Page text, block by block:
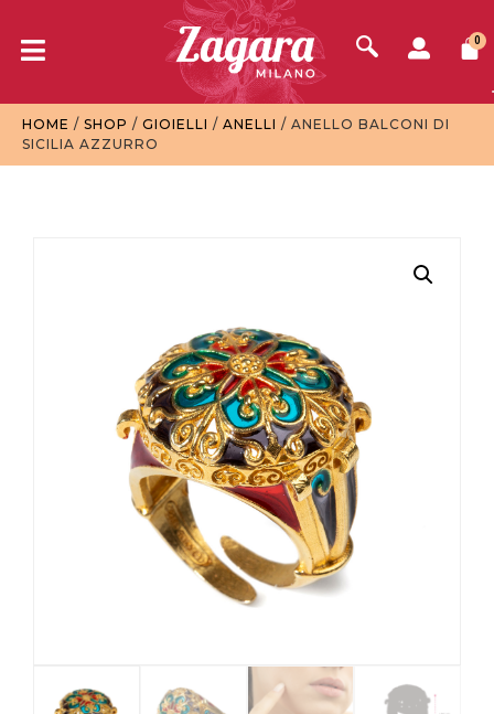
0
HOME / SHOP / GIOIELLI / ANELLI / ANELLO BALCONI DI
SICILIA AZZURRO